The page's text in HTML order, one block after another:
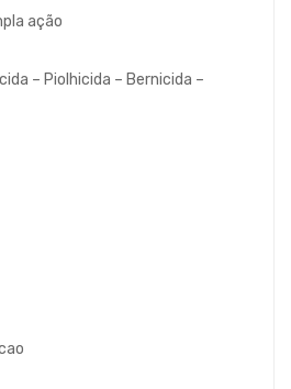
ação
– Piolhicida – Bernicida –